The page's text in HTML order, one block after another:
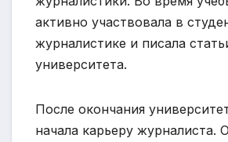
активно участвовала в
журналистике и писала
университета.
После окончания
начала карьеру журналиста.